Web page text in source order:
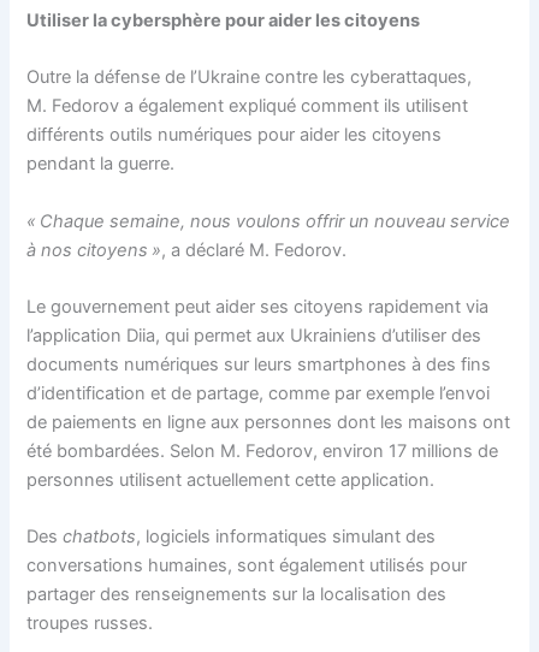
Utiliser la cybersphère pour aider les citoyens
Outre la défense de l’Ukraine contre les cyberattaques,
M. Fedorov a également expliqué comment ils utilisent
différents outils numériques pour aider les citoyens
pendant la guerre.
« Chaque semaine, nous voulons offrir un nouveau service
à nos citoyens », a déclaré M. Fedorov.
Le gouvernement peut aider ses citoyens rapidement via
l’application Diia, qui permet aux Ukrainiens d’utiliser des
documents numériques sur leurs smartphones à des fins
d’identification et de partage, comme par exemple l’envoi
de paiements en ligne aux personnes dont les maisons ont
été bombardées. Selon M. Fedorov, environ 17 millions de
personnes utilisent actuellement cette application.
Deschatbots, logiciels informatiques simulant des
conversations humaines, sont également utilisés pour
partager des renseignements sur la localisation des
troupes russes.